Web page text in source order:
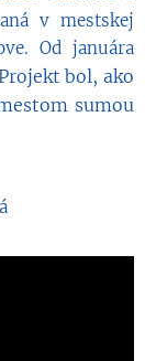
v mestskej
Od januára
bol, ako
sumou